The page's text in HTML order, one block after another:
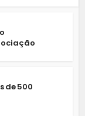
de 500